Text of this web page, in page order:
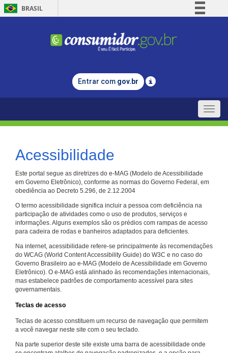
BRASIL
Comunica BR
Legislação
Entrar com gov.br
Toggle
Acessibilidade
Este portal segue as diretrizes do e-MAG (Modelo de Acessibilidade
em Governo Eletrônico), conforme as normas do Governo Federal, em
obediência ao Decreto 5.296, de 2.12.2004
O termo acessibilidade significa incluir a pessoa com deficiência na
participação de atividades como o uso de produtos, serviços e
informações. Alguns exemplos são os prédios com rampas de acesso
para cadeira de rodas e banheiros adaptados para deficientes.
Na internet, acessibilidade refere-se principalmente às recomendações
do WCAG (World Content Accessibility Guide) do W3C e no caso do
Governo Brasileiro ao e-MAG (Modelo de Acessibilidade em Governo
Eletrônico). O e-MAG está alinhado às recomendações internacionais,
mas estabelece padrões de comportamento acessível para sites
governamentais.
Teclas de acesso
Teclas de acesso constituem um recurso de navegação que permitem
a você navegar neste site com o seu teclado.
Na parte superior deste site existe uma barra de acessibilidade onde